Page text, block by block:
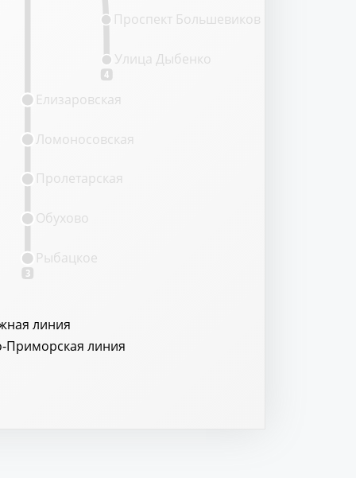
линия
Приморская линия
3
4
Проспект Большевиков
Улица Дыбенко
Рыбацкое
Обухово
Пролетарская
Ломоносовская
Елизаровская